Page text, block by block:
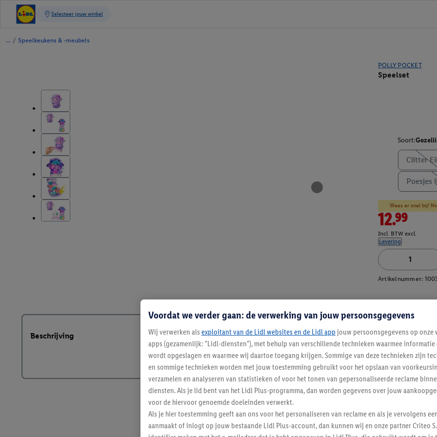
/ Speelkeukens & -meubels
POLLY POCKET
Speelset
Soort:
Clitter
Poesjes
Wees er snel bij!
12.99
Incl. BTW excl.
Levering
Artikelnummer:
Beschrijving
Voordat we verder gaan: de verwerking van jouw persoonsgegevens
Wij verwerken als exploitant van de Lidl websites en de Lidl app jouw persoonsgegevens op onze
apps (gezamenlijk: "Lidl-diensten"), met behulp van verschillende technieken waarmee
wordt opgeslagen en waarmee wij daartoe toegang krijgen. Sommige van deze technieken zijn
en sommige technieken worden met jouw toestemming gebruikt voor het opslaan van
verzamelen en analyseren van statistieken of voor het tonen van gepersonaliseerde reclame
diensten. Als je lid bent van het Lidl Plus-programma, dan worden gegevens over jouw
voor de hiervoor genoemde doeleinden verwerkt.
Als je hier toestemming geeft aan ons voor het personaliseren van reclame en als je vervolgens
aanmaakt of inlogt op jouw bestaande Lidl Plus-account, dan kunnen wij en onze partner Criteo